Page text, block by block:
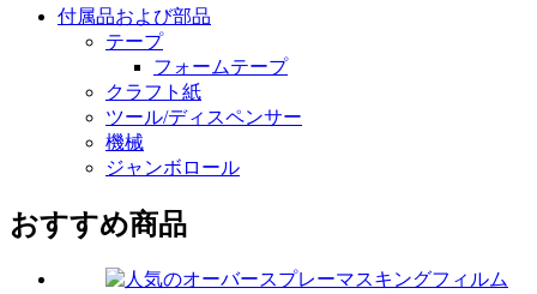
付属品および部品
テープ
フォームテープ
クラフト紙
ツール/ディスペンサー
機械
ジャンボロール
おすすめ商品